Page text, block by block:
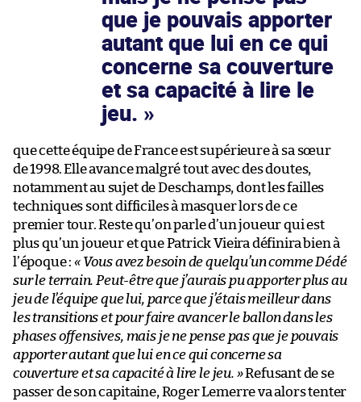
que je pouvais apporter
autant que lui en ce qui
concerne sa couverture
et sa capacité à lire le
jeu.
que cette équipe de France est supérieure à sa sœur
de 1998. Elle avance malgré tout avec des doutes,
notamment au sujet de Deschamps, dont les failles
techniques sont difficiles à masquer lors de ce
premier tour. Reste qu’on parle d’un joueur qui est
plus qu’un joueur et que Patrick Vieira définira bien à
l’époque :« Vous avez besoin de quelqu’un comme Dédé
sur le terrain. Peut-être que j’aurais pu apporter plus au
jeu de l’équipe que lui, parce que j’étais meilleur dans
les transitions et pour faire avancer le ballon dans les
phases offensives, mais je ne pense pas que je pouvais
apporter autant que lui en ce qui concerne sa
couverture et sa capacité à lire le jeu. »Refusant de se
passer de son capitaine, Roger Lemerre va alors tenter